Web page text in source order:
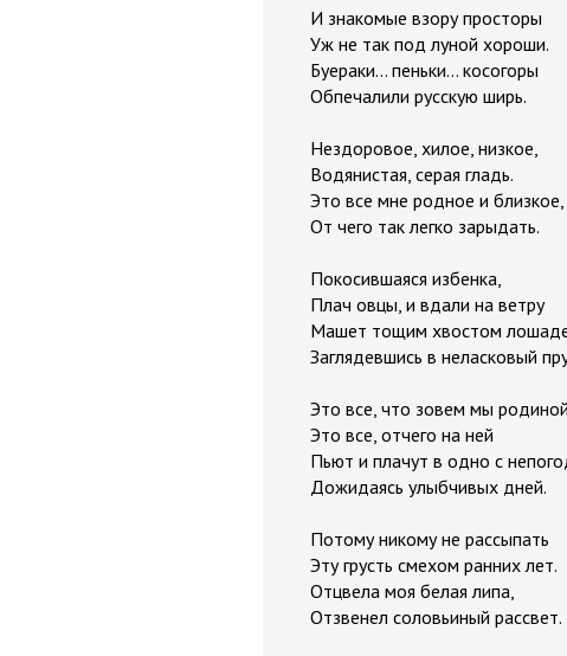
И знакомые взору просторы
Уж не так под луной хороши.
Буераки... пеньки... косогоры
Обпечалили русскую ширь.
Нездоровое, хилое, низкое,
Водянистая, серая гладь.
Это все мне родное и близкое,
От чего так легко зарыдать.
Покосившаяся избенка,
Плач овцы, и вдали на ветру
Машет тощим хвостом
Заглядевшись в неласковый
Это все, что зовем мы
Это все, отчего на ней
Пьют и плачут в одно с
Дожидаясь улыбчивых дней.
Потому никому не рассыпать
Эту грусть смехом ранних лет.
Отцвела моя белая липа,
Отзвенел соловьиный рассвет.